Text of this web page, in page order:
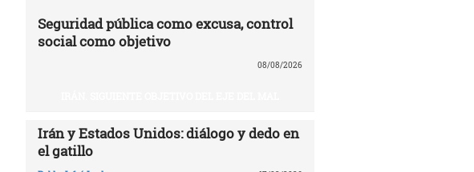
Seguridad pública como excusa, control
social como objetivo
08/08/2026
Irán y Estados Unidos: diálogo y dedo en
el gatillo